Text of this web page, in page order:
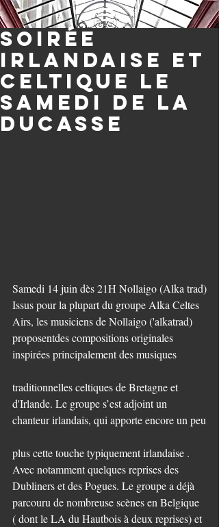
Soirée
irlandaise et
celtique le
samedi de la
ducasse
Samedi 14 juin dès 21H Nollaigo (Alka trad)
Issus pour la plupart du groupe Alka Celtes
Airs, les musiciens de Nollaigo ('alkatrad)
proposentdes compositions originales
inspirées principalement des musiques
traditionnelles celtiques de Bretagne et
d'Irlande. Le groupe s’est adjoint un
chanteur irlandais, qui apporte encore un peu
plus cette touche typiquement irlandaise .
Avec notamment quelques reprises des
Dubliners et des Pogues. Le groupe a déjà
parcouru de nombreuse scènes en Belgique
( dont le LA du Hautbois à deux reprises) et